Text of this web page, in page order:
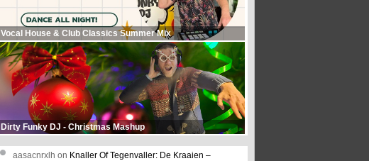
Vocal House & Club Classics Summer Mix
Dirty Funky DJ - Christmas Mashup
aasacnrxlh on Knaller Of Tegenvaller: De Kraaien –